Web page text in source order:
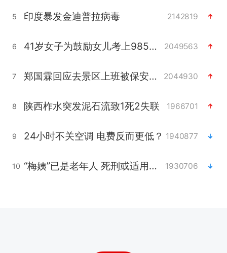
5 印度暴发金迪普拉病毒 2142819
6 41岁女子为鼓励女儿考上985研究生 2049563
7 郑国霖回应去景区上班被保安拦下 2044930
8 陕西柞水突发泥石流致1死2失联 1966701
9 24小时不关空调 电费反而更低？ 1940877
10 “梅姨”已是老年人 死刑或适用受限 1930706